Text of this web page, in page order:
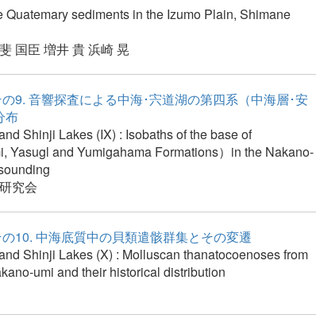
sediments in the Izumo Plain, Shimane
国臣 増井 貴浜崎 晃
9. 音響探査による中海･宍道湖の第四系（中海層･安
布
Shinji Lakes (IX) : Isobaths of the base of
Yasugl and Yumigahama Formations）in the Nakano-
究会
10. 中海底質中の貝類遣骸群集とその変遷
Shinji Lakes (X) : Molluscan thanatocoenoses from
umi and their historical distribution